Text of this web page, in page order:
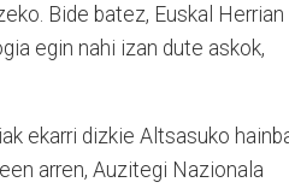
Bide batez, Euskal Herrian
egin nahi izan dute askok,
ekarri dizkie Altsasuko
arren, Auzitegi Nazionala